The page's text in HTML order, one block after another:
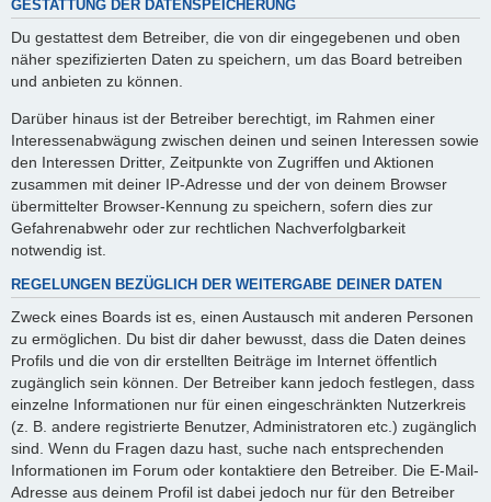
GESTATTUNG DER DATENSPEICHERUNG
Du gestattest dem Betreiber, die von dir eingegebenen und oben
näher spezifizierten Daten zu speichern, um das Board betreiben
und anbieten zu können.
Darüber hinaus ist der Betreiber berechtigt, im Rahmen einer
Interessenabwägung zwischen deinen und seinen Interessen sowie
den Interessen Dritter, Zeitpunkte von Zugriffen und Aktionen
zusammen mit deiner IP-Adresse und der von deinem Browser
übermittelter Browser-Kennung zu speichern, sofern dies zur
Gefahrenabwehr oder zur rechtlichen Nachverfolgbarkeit
notwendig ist.
REGELUNGEN BEZÜGLICH DER WEITERGABE DEINER DATEN
Zweck eines Boards ist es, einen Austausch mit anderen Personen
zu ermöglichen. Du bist dir daher bewusst, dass die Daten deines
Profils und die von dir erstellten Beiträge im Internet öffentlich
zugänglich sein können. Der Betreiber kann jedoch festlegen, dass
einzelne Informationen nur für einen eingeschränkten Nutzerkreis
(z. B. andere registrierte Benutzer, Administratoren etc.) zugänglich
sind. Wenn du Fragen dazu hast, suche nach entsprechenden
Informationen im Forum oder kontaktiere den Betreiber. Die E-Mail-
Adresse aus deinem Profil ist dabei jedoch nur für den Betreiber